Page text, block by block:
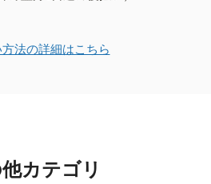
法の詳細はこちら
カテゴリ